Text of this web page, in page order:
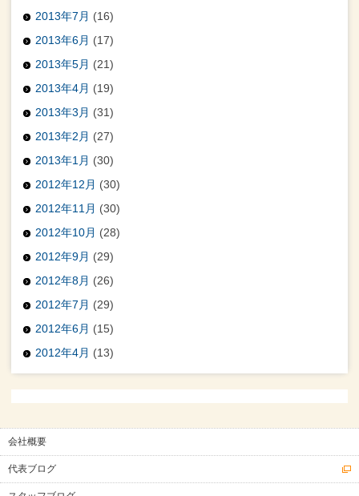
2013年7月 (16)
2013年6月 (17)
2013年5月 (21)
2013年4月 (19)
2013年3月 (31)
2013年2月 (27)
2013年1月 (30)
2012年12月 (30)
2012年11月 (30)
2012年10月 (28)
2012年9月 (29)
2012年8月 (26)
2012年7月 (29)
2012年6月 (15)
2012年4月 (13)
会社概要
代表ブログ